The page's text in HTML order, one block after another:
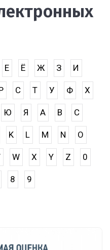
Е Ё Ж З И
С Т У Ф Х
Ю Я A B C
K L M N O
W X Y Z 0
8 9